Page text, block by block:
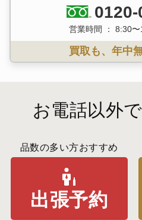
営業時間 ： 8:30
買取も、年中
お電話以外
品数の多い方おすすめ
出張予約